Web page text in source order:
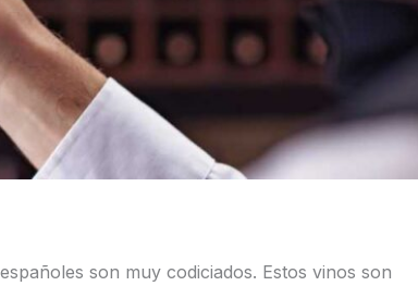
son muy codiciados. Estos vinos son